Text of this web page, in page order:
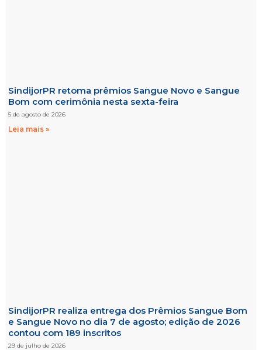
SindijorPR retoma prêmios Sangue Novo e Sangue
Bom com cerimônia nesta sexta-feira
5 de agosto de 2026
Leia mais »
SindijorPR realiza entrega dos Prêmios Sangue Bom
e Sangue Novo no dia 7 de agosto; edição de 2026
contou com 189 inscritos
29 de julho de 2026